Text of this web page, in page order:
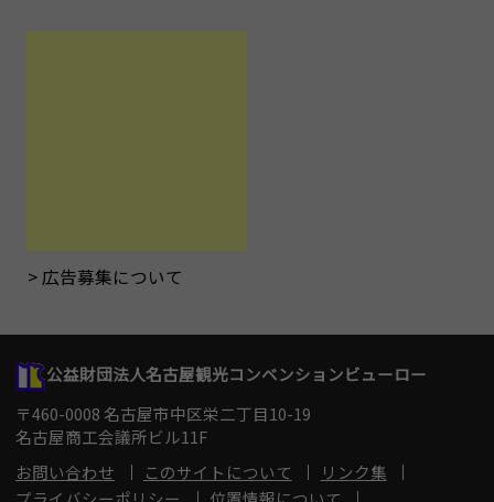
広告募集について
公益財団法人名古屋観光コンベンションビューロー
〒460-0008 名古屋市中区栄二丁目10-19
名古屋商工会議所ビル11F
お問い合わせ
このサイトについて
リンク集